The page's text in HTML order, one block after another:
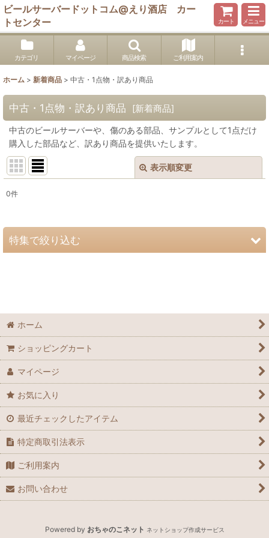
ビールサーバードットコム@えり酒店 カー
トセンター
カート メニュー
カテゴリ マイページ 商品検索 ご利用案内
ホーム > 新着商品 > 中古・1点物・訳あり商品
中古・1点物・訳あり商品 [新着商品]
中古のビールサーバーや、傷のある部品、サンプルとして1点だけ
購入した部品など、訳あり商品を提供いたします。
表示順変更
並び順 :
0件
特集で絞り込む
空冷式ビールサーバーのご提案
中古・1点物・訳あり商品
ホーム
ショッピングカート
マイページ
お気に入り
最近チェックしたアイテム
特定商取引法表示
ご利用案内
お問い合わせ
Powered by おちゃのこネット ネットショップ作成サービス